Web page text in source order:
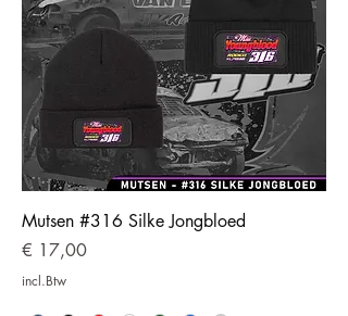
Mutsen #316 Silke Jongbloed
Prijs
€ 17,00
incl.Btw